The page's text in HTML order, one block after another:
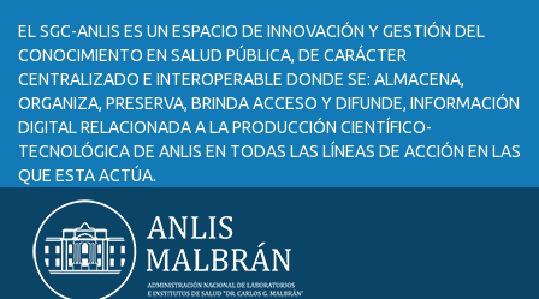
EL SGC-ANLIS ES UN ESPACIO DE INNOVACIÓN Y GESTIÓN DEL
CONOCIMIENTO EN SALUD PÚBLICA, DE CARÁCTER
CENTRALIZADO E INTEROPERABLE DONDE SE: ALMACENA,
ORGANIZA, PRESERVA, BRINDA ACCESO Y DIFUNDE, INFORMACIÓN
DIGITAL RELACIONADA A LA PRODUCCIÓN CIENTÍFICO-
TECNOLÓGICA DE ANLIS EN TODAS LAS LÍNEAS DE ACCIÓN EN LAS
QUE ESTA ACTÚA.